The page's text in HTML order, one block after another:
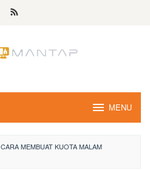
MENU
CARA MEMBUAT KUOTA MALAM